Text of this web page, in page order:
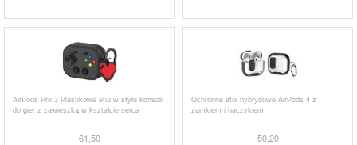
AirPods Pro 3 Plastikowe etui w stylu konsoli
do gier z zawieszką w kształcie serca
61,50
Ochronne etui hybrydowe AirPods 4 z
zamkiem i haczykiem
50,20